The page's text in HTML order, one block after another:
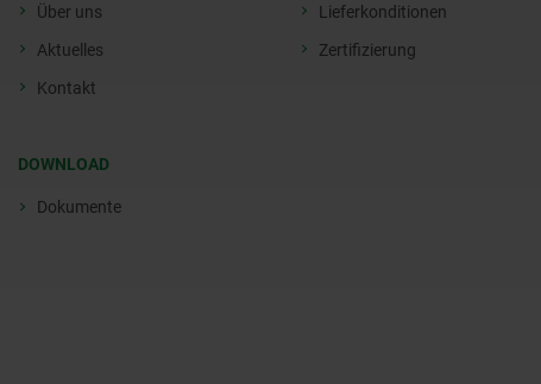
Über uns
Aktuelles
Kontakt
DOWNLOAD
Dokumente
Lieferkonditionen
Zertifizierung